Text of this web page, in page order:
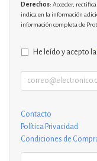
Derechos: Acceder,
indica en la información
información completa de
He leído y acepto la
Contacto
Política Privacidad
Condiciones de